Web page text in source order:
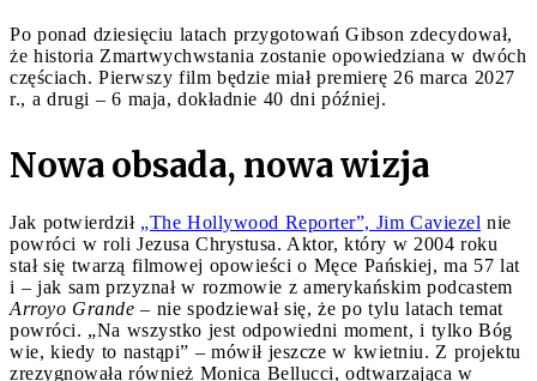
Po ponad dziesięciu latach przygotowań Gibson zdecydował,
że historia Zmartwychwstania zostanie opowiedziana w dwóch
częściach. Pierwszy film będzie miał premierę 26 marca 2027
r., a drugi – 6 maja, dokładnie 40 dni później.
Nowa obsada, nowa wizja
Jak potwierdził „The Hollywood Reporter”, Jim Caviezel nie
powróci w roli Jezusa Chrystusa. Aktor, który w 2004 roku
stał się twarzą filmowej opowieści o Męce Pańskiej, ma 57 lat
i – jak sam przyznał w rozmowie z amerykańskim podcastem
Arroyo Grande – nie spodziewał się, że po tylu latach temat
powróci. „Na wszystko jest odpowiedni moment, i tylko Bóg
wie, kiedy to nastąpi” – mówił jeszcze w kwietniu. Z projektu
zrezygnowała również Monica Bellucci, odtwarzająca w